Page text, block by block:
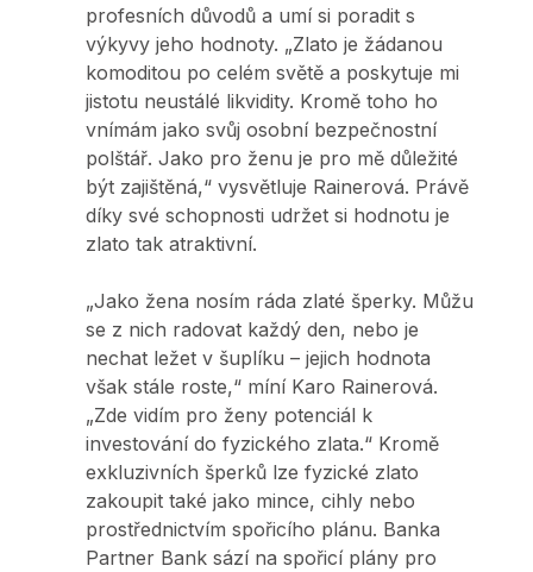
profesních důvodů a umí si poradit s
výkyvy jeho hodnoty. „Zlato je žádanou
komoditou po celém světě a poskytuje mi
jistotu neustálé likvidity. Kromě toho ho
vnímám jako svůj osobní bezpečnostní
polštář. Jako pro ženu je pro mě důležité
být zajištěná,“ vysvětluje Rainerová. Právě
díky své schopnosti udržet si hodnotu je
zlato tak atraktivní.
„Jako žena nosím ráda zlaté šperky. Můžu
se z nich radovat každý den, nebo je
nechat ležet v šuplíku – jejich hodnota
však stále roste,“ míní Karo Rainerová.
„Zde vidím pro ženy potenciál k
investování do fyzického zlata.“ Kromě
exkluzivních šperků lze fyzické zlato
zakoupit také jako mince, cihly nebo
prostřednictvím spořicího plánu. Banka
Partner Bank sází na spořicí plány pro